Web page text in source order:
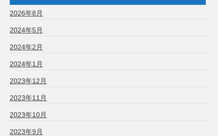
2026年8月
2024年5月
2024年2月
2024年1月
2023年12月
2023年11月
2023年10月
2023年9月